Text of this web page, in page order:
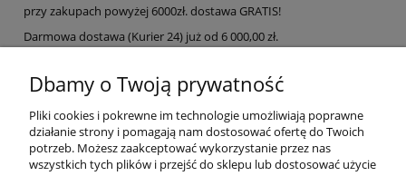
przy zakupach powyżej 6000zł. dostawa GRATIS!
Darmowa dostawa (Kurier 24) już od 6 000,00 zł.
Pomoc
Dostawa
Moje konto
Dbamy o Twoją prywatność
Pliki cookies i pokrewne im technologie umożliwiają poprawne
działanie strony i pomagają nam dostosować ofertę do Twoich
potrzeb. Możesz zaakceptować wykorzystanie przez nas
wszystkich tych plików i przejść do sklepu lub dostosować użycie